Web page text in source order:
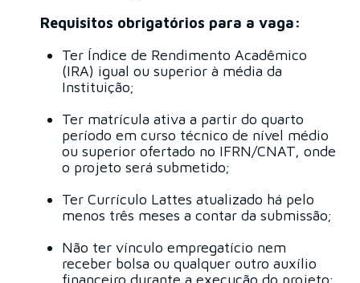
Requisitos obrigatórios para a vaga:
Ter Índice de Rendimento Acadêmico
(IRA) igual ou superior à média da
Instituição;
Ter matrícula ativa a partir do quarto
período em curso técnico de nível médio
ou superior ofertado no IFRN/CNAT, onde
o projeto será submetido;
Ter Currículo Lattes atualizado há pelo
menos três meses a contar da submissão;
Não ter vínculo empregatício nem
receber bolsa ou qualquer outro auxílio
financeiro durante a execução do projeto;